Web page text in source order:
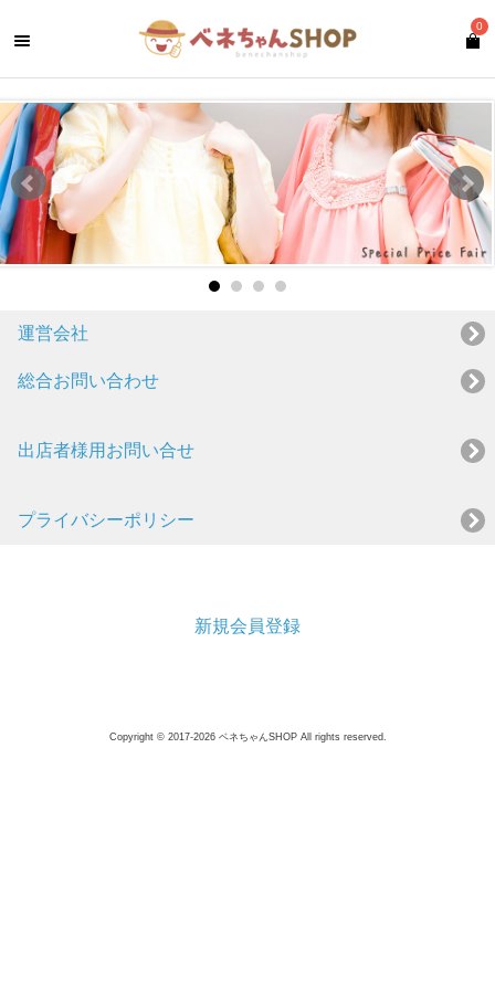
0
運営会社
総合お問い合わせ
出店者様用お問い合せ
プライバシーポリシー
新規会員登録
Copyright © 2017-2026 ベネちゃんSHOP All rights reserved.